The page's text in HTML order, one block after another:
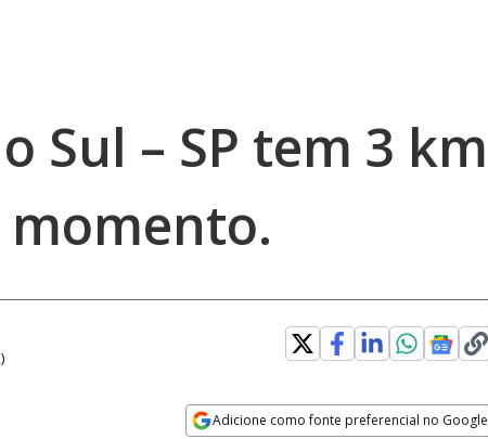
Sul – SP tem 3 km
)
Adicione como fonte preferencial no Google